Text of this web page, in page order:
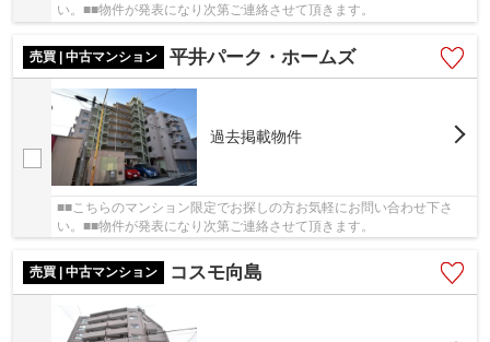
い。■■物件が発表になり次第ご連絡させて頂きます。
売買 | 中古マンション 平井パーク・ホームズ
過去掲載物件
■■こちらのマンション限定でお探しの方お気軽にお問い合わせ下さ
い。■■物件が発表になり次第ご連絡させて頂きます。
売買 | 中古マンション コスモ向島